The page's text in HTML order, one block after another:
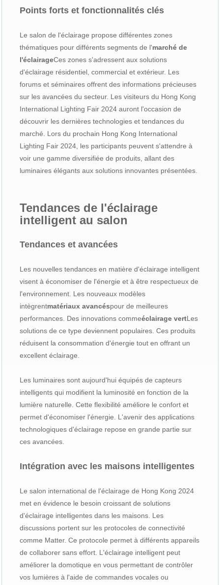
Points forts et fonctionnalités clés
Le salon de l'éclairage propose différentes zones
thématiques pour différents segments de l'marché de
l'éclairageCes zones s'adressent aux solutions
d'éclairage résidentiel, commercial et extérieur. Les
forums et séminaires offrent des informations précieuses
sur les avancées du secteur. Les visiteurs du Hong Kong
International Lighting Fair 2024 auront l'occasion de
découvrir les dernières technologies et tendances du
marché. Lors du prochain Hong Kong International
Lighting Fair 2024, les participants peuvent s'attendre à
voir une gamme diversifiée de produits, allant des
luminaires élégants aux solutions innovantes présentées.
Tendances de l'éclairage
intelligent au salon
Tendances et avancées
Les nouvelles tendances en matière d'éclairage intelligent
visent à économiser de l'énergie et à être respectueux de
l'environnement. Les nouveaux modèles
intègrentmatériaux avancéspour de meilleures
performances. Des innovations commeéclairage vertLes
solutions de ce type deviennent populaires. Ces produits
réduisent la consommation d'énergie tout en offrant un
excellent éclairage.
Les luminaires sont aujourd'hui équipés de capteurs
intelligents qui modifient la luminosité en fonction de la
lumière naturelle. Cette flexibilité améliore le confort et
permet d'économiser l'énergie. L'avenir des applications
technologiques d'éclairage repose en grande partie sur
ces avancées.
Intégration avec les maisons intelligentes
Le salon international de l'éclairage de Hong Kong 2024
met en évidence le besoin croissant de solutions
d'éclairage intelligentes dans les maisons. Les
discussions portent sur les protocoles de connectivité
comme Matter. Ce protocole permet à différents appareils
de collaborer sans effort. L'éclairage intelligent peut
améliorer la domotique en vous permettant de contrôler
vos lumières à l'aide de commandes vocales ou